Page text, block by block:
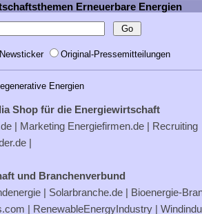
Erneuerbare Energien
Original-Pressemitteilungen
Energien
Shop für die Energiewirtschaft
| Marketing Energiefirmen.de | Recruiting
|
und Branchenverbund
| Solarbranche.de | Bioenergie-
| RenewableEnergyIndustry |